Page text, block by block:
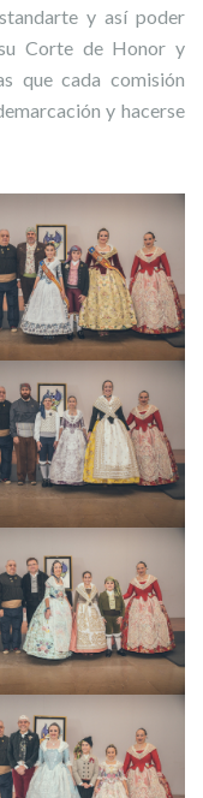
y así poder
Corte de Honor y
que cada comisión
y hacerse